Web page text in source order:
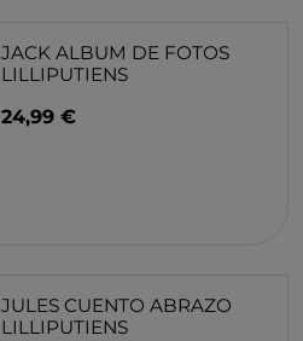
JACK ALBUM DE FOTOS
LILLIPUTIENS
24,99 €
JULES CUENTO ABRAZO
LILLIPUTIENS